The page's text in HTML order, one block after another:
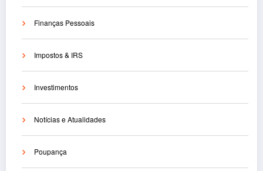
Finanças Pessoais
Impostos & IRS
Investimentos
Notícias e Atualidades
Poupança